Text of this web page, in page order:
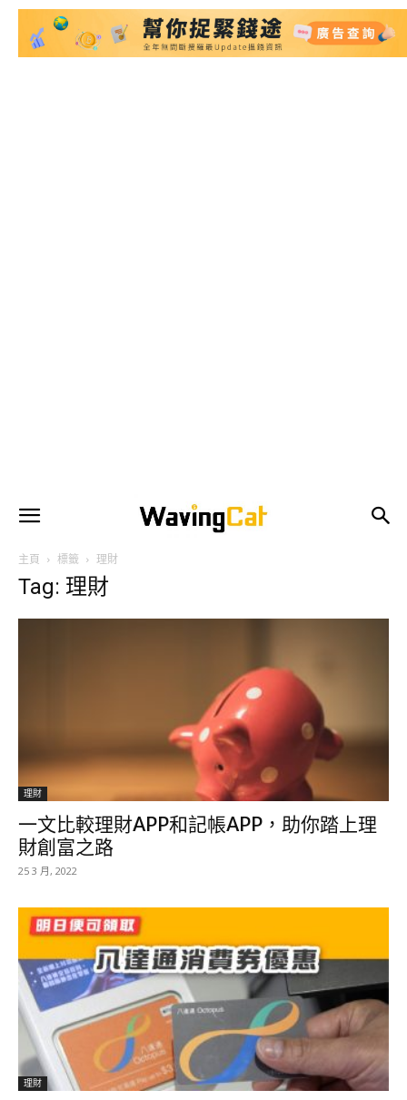
主頁 標籤 理財
Tag: 理財
理財
一文比較理財APP和記帳APP，助你踏上理
財創富之路
25 3 月, 2022
理財